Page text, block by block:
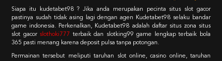
Siapa itu kudetabet98 ? Jika anda merupakan pecinta situs slot gacor
pastinya sudah tidak asing lagi dengan agen Kudetabet98 selaku bandar
game indonesia. Perkenalkan, Kudetabet98 adalah daftar situs zona situs
slot gacor slothoki777 terbaik dan slotking99 game lengkap terbaik bola
365 pasti menang karena deposit pulsa tanpa potongan.
Permainan tersebut meliputi taruhan slot online, casino online, taruhan